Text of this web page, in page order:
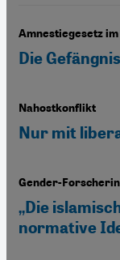
Amnestiegesetz
Die
Nahostkonflikt
Nur mit
Gender-
„Die
normative